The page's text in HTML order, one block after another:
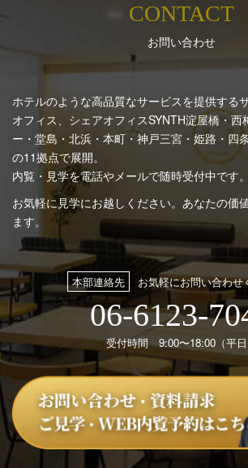
CONTACT
お問い合わせ
ホテルのような高品質なサービスを提供する
オフィス、シェアオフィスSYNTH淀屋橋・西
ー・堂島・北浜・本町・神戸三宮・姫路・四
の11拠点で展開。
内覧・見学を電話やメールで随時受付中です。
お気軽に見学にお越しください。あなたの価
ます。
本部連絡先 お気軽にお問い合わせ
06-6123-
受付時間 9:00〜18:00（平日